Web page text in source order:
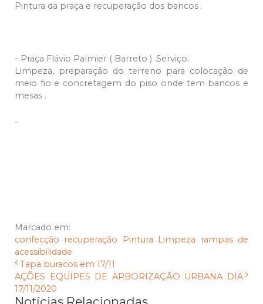
Pintura da praça e recuperação dos bancos .
- Praça Flávio Palmier ( Barreto ) .Serviço:
Limpeza, preparação do terreno para colocação de
meio fio e concretagem do piso onde tem bancos e
mesas .
-
Marcado em:
confecção
recuperação Pintura Limpeza
rampas de
acessibilidade
Tapa buracos em 17/11
AÇÕES EQUIPES DE ARBORIZAÇÃO URBANA DIA
17/11/2020